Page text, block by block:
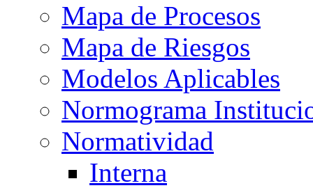
Mapa de Procesos
Mapa de Riesgos
Modelos Aplicables
Normograma
Normatividad
Interna